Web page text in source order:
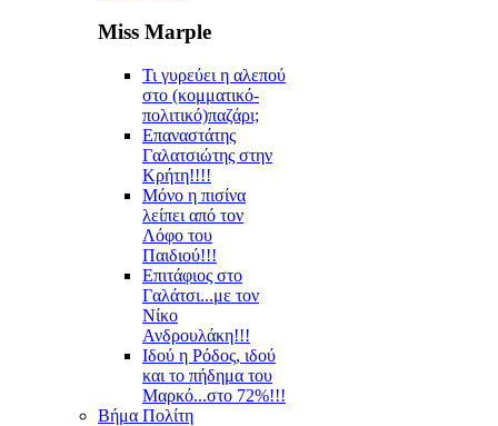
Miss Marple
Τι γυρεύει η αλεπού
στο (κομματικό-
πολιτικό)παζάρι;
Επαναστάτης
Γαλατσιώτης στην
Κρήτη!!!!
Μόνο η πισίνα
λείπει από τον
Λόφο του
Παιδιού!!!
Επιτάφιος στο
Γαλάτσι...με τον
Νίκο
Ανδρουλάκη!!!
Ιδού η Ρόδος, ιδού
και το πήδημα του
Μαρκό...στο 72%!!!
Βήμα Πολίτη